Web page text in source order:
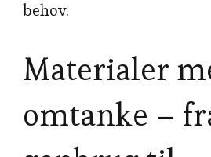
behov.
Materialer
omtanke –